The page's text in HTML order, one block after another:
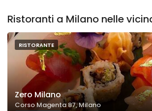
Ristoranti a Milano nelle
RISTORANTE
Zero Milano
Corso Magenta 87, Milano